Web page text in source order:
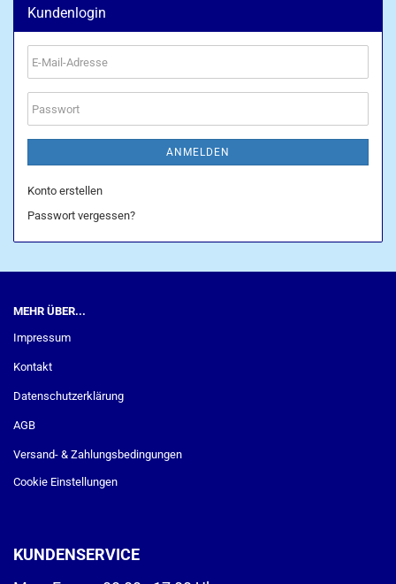
Kundenlogin
E-
Mail-
Adresse
Passwort
ANMELDEN
Konto erstellen
Passwort vergessen?
MEHR ÜBER...
Impressum
Kontakt
Datenschutzerklärung
AGB
Versand- & Zahlungsbedingungen
Cookie Einstellungen
KUNDENSERVICE